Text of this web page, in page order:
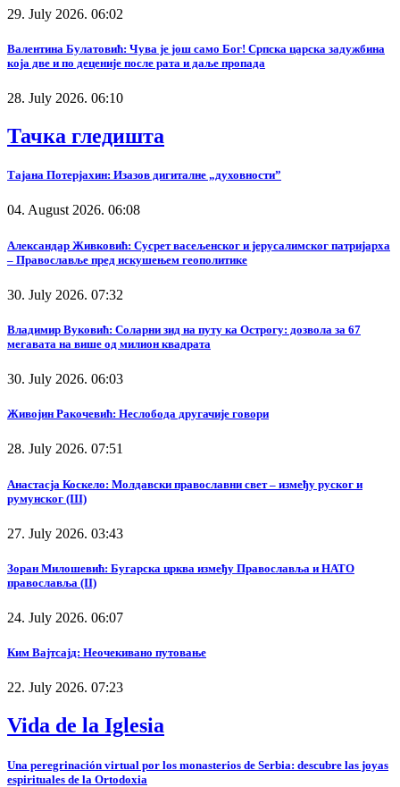
29. July 2026. 06:02
Валентина Булатовић: Чува је још само Бог! Српска царска задужбина
која две и по деценије после рата и даље пропада
28. July 2026. 06:10
Тачка гледишта
Тајана Потерјахин: Изазов дигиталне „духовности”
04. August 2026. 06:08
Александар Живковић: Сусрет васељенског и јерусалимског патријарха
– Православље пред искушењем геополитике
30. July 2026. 07:32
Владимир Вуковић: Соларни зид на путу ка Острогу: дозвола за 67
мегавата на више од милион квадрата
30. July 2026. 06:03
Живојин Ракочевић: Неслобода другачије говори
28. July 2026. 07:51
Анастасја Коскело: Молдавски православни свет – између руског и
румунског (III)
27. July 2026. 03:43
Зоран Милошевић: Бугарска црква између Православља и НАТО
православља (II)
24. July 2026. 06:07
Ким Вајтсајд: Неочекивано путовање
22. July 2026. 07:23
Vida de la Iglesia
Una peregrinación virtual por los monasterios de Serbia: descubre las joyas
espirituales de la Ortodoxia